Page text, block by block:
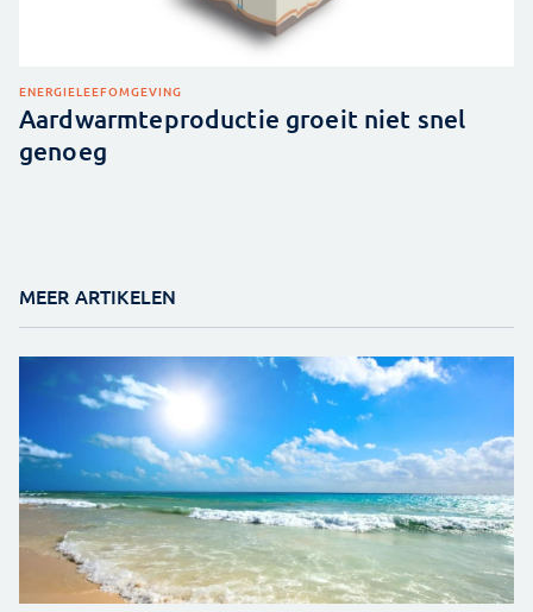
ENERGIELEEFOMGEVING
Aardwarmteproductie groeit niet snel
genoeg
MEER ARTIKELEN